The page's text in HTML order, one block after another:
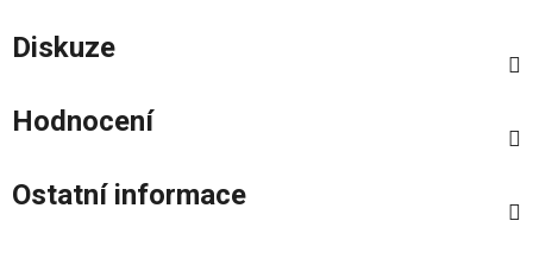
Diskuze
Hodnocení
Ostatní informace